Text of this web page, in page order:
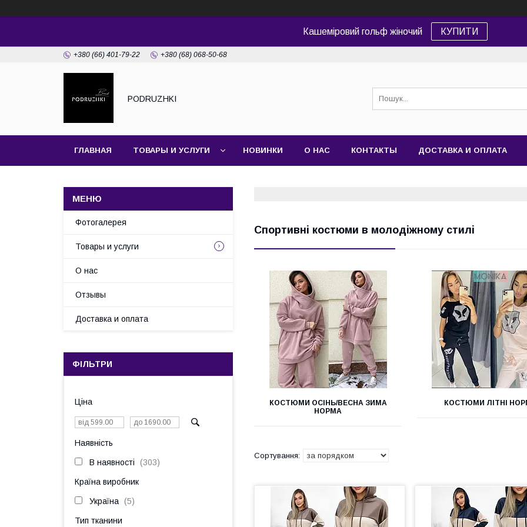
Кашеміровий гольф жіночий КУПИТИ
+380 (66) 401-79-22 +380 (68) 068-50-68
PODRUZHKI
ГЛАВНАЯ ТОВАРЫ И УСЛУГИ НОВИНКИ О НАС КОНТАКТЫ ДОСТАВКА И ОПЛАТА
Спортивні костюми в молодіжному стилі
КОСТЮМИ ОСІНЬ/ВЕСНА ЗИМА
НОРМА
КОСТЮМИ ЛІТНІ
Фотогалерея
Товары и услуги
О нас
Отзывы
Доставка и оплата
ФІЛЬТРИ
Ціна
Наявність
В наявності 303
Країна виробник
Україна 5
Тип тканини